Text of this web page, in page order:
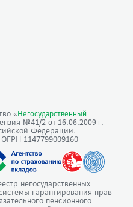
« Негосударственный
№41/2 от 16.06.2009 г.
Федерации.
1147799009160
негосударственных
гарантирования прав
пенсионного